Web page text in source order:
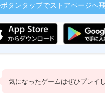
ボタンタップでストアページへ
気になったゲームはぜひプレイ